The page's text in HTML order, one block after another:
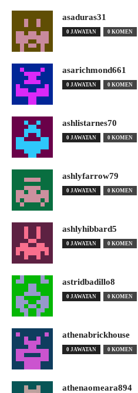
asaduras31
0 JAWATAN 0 KOMEN
asarichmond661
0 JAWATAN 0 KOMEN
ashlistarnes70
0 JAWATAN 0 KOMEN
ashlyfarrow79
0 JAWATAN 0 KOMEN
ashlyhibbard5
0 JAWATAN 0 KOMEN
astridbadillo8
0 JAWATAN 0 KOMEN
athenabrickhouse
0 JAWATAN 0 KOMEN
athenaomeara894